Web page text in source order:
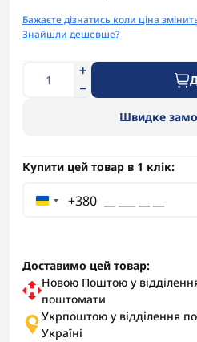
Бажаєте дізнатись коли ціна
Знайшли дешевше?
Швидке
Купити цей товар в 1 клік:
+380
Доставимо цей товар:
Новою Поштою у
поштомати
Укрпоштою у відділення по
Україні